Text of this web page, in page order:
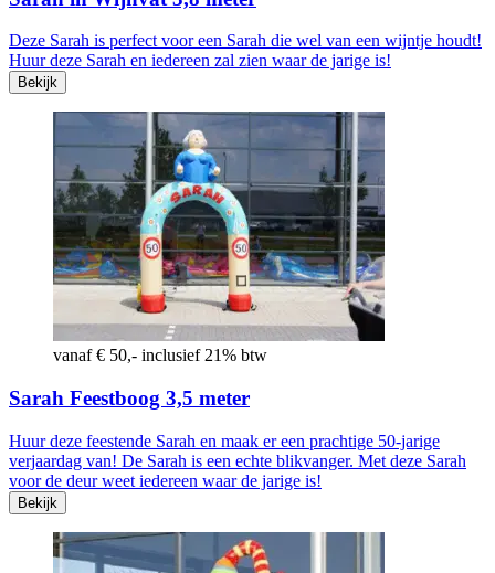
Deze Sarah is perfect voor een Sarah die wel van een wijntje houdt!
Huur deze Sarah en iedereen zal zien waar de jarige is!
Bekijk
vanaf € 50,- inclusief 21% btw
Sarah Feestboog 3,5 meter
Huur deze feestende Sarah en maak er een prachtige 50-jarige
verjaardag van! De Sarah is een echte blikvanger. Met deze Sarah
voor de deur weet iedereen waar de jarige is!
Bekijk